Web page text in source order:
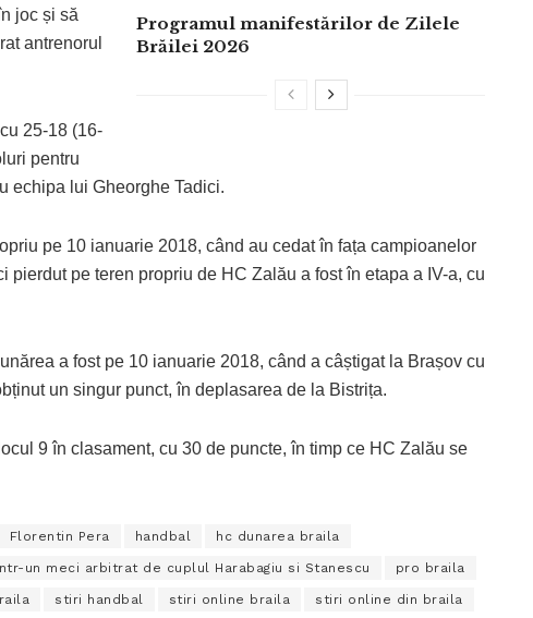
Programul manifestărilor de Zilele
Brăilei 2026
joc și să
antrenorul
25-18 (16-
pentru
echipa lui Gheorghe Tadici.
pe 10 ianuarie 2018, când au cedat în fața campioanelor
pe teren propriu de HC Zalău a fost în etapa a IV-a, cu
a fost pe 10 ianuarie 2018, când a câștigat la Brașov cu
un singur punct, în deplasarea de la Bistrița.
9 în clasament, cu 30 de puncte, în timp ce HC Zalău se
Florentin Pera handbal hc dunarea braila
un meci arbitrat de cuplul Harabagiu si Stanescu pro braila
stiri handbal stiri online braila stiri online din braila